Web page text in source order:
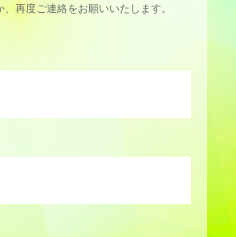
再度ご連絡をお願いいたします。